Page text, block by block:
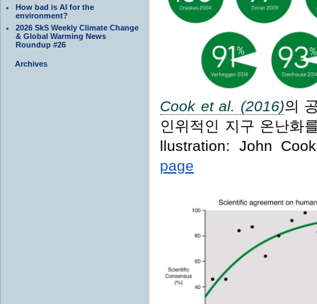
How bad is AI for the
environment?
2026 SkS Weekly Climate Change
& Global Warming News
Roundup #26
Archives
Cook et al. (2016)의
인위적인 지구 온난화
llustration: John
page